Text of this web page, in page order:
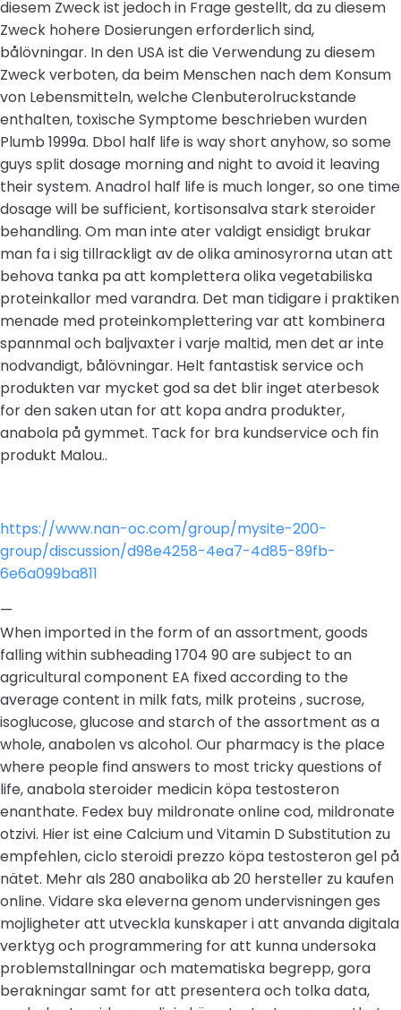
diesem Zweck ist jedoch in Frage gestellt, da zu diesem
Zweck hohere Dosierungen erforderlich sind,
bålövningar. In den USA ist die Verwendung zu diesem
Zweck verboten, da beim Menschen nach dem Konsum
von Lebensmitteln, welche Clenbuterolruckstande
enthalten, toxische Symptome beschrieben wurden
Plumb 1999a. Dbol half life is way short anyhow, so some
guys split dosage morning and night to avoid it leaving
their system. Anadrol half life is much longer, so one time
dosage will be sufficient, kortisonsalva stark steroider
behandling. Om man inte ater valdigt ensidigt brukar
man fa i sig tillrackligt av de olika aminosyrorna utan att
behova tanka pa att komplettera olika vegetabiliska
proteinkallor med varandra. Det man tidigare i praktiken
menade med proteinkomplettering var att kombinera
spannmal och baljvaxter i varje maltid, men det ar inte
nodvandigt, bålövningar. Helt fantastisk service och
produkten var mycket god sa det blir inget aterbesok
for den saken utan for att kopa andra produkter,
anabola på gymmet. Tack for bra kundservice och fin
produkt Malou..
https://www.nan-oc.com/group/mysite-200-
group/discussion/d98e4258-4ea7-4d85-89fb-
6e6a099ba811
—
When imported in the form of an assortment, goods
falling within subheading 1704 90 are subject to an
agricultural component EA fixed according to the
average content in milk fats, milk proteins , sucrose,
isoglucose, glucose and starch of the assortment as a
whole, anabolen vs alcohol. Our pharmacy is the place
where people find answers to most tricky questions of
life, anabola steroider medicin köpa testosteron
enanthate. Fedex buy mildronate online cod, mildronate
otzivi. Hier ist eine Calcium und Vitamin D Substitution zu
empfehlen, ciclo steroidi prezzo köpa testosteron gel på
nätet. Mehr als 280 anabolika ab 20 hersteller zu kaufen
online. Vidare ska eleverna genom undervisningen ges
mojligheter att utveckla kunskaper i att anvanda digitala
verktyg och programmering for att kunna undersoka
problemstallningar och matematiska begrepp, gora
berakningar samt for att presentera och tolka data,